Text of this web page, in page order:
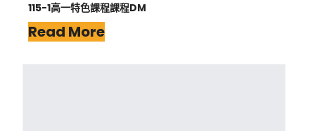
115-1高一特色課程課程DM
Read More